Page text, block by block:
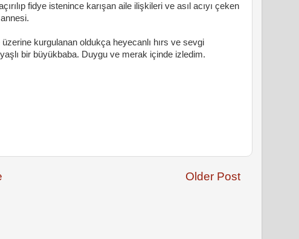
fidye istenince karışan aile ilişkileri ve asıl acıyı çeken
kurgulanan oldukça heyecanlı hırs ve sevgi
bir büyükbaba. Duygu ve merak içinde izledim.
Older Post